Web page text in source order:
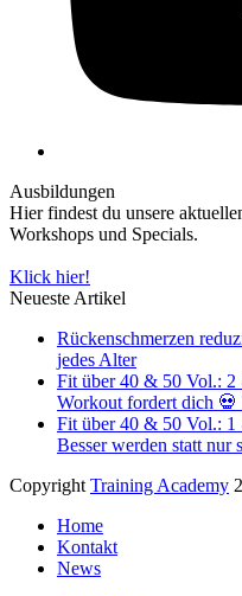
Ausbildungen
Hier findest du unsere
Workshops und Specials.
Klick hier!
Neueste Artikel
Rückenschmerzen
jedes Alter
Fit über 40 & 50 Vol.:
Workout fordert dich
Fit über 40 & 50 Vol.:
Besser werden statt nur
Copyright Training Academy
Home
Kontakt
News